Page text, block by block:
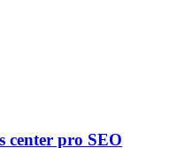
center pro SEO